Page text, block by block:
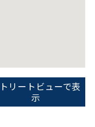
きます
213
リートビューで表
示